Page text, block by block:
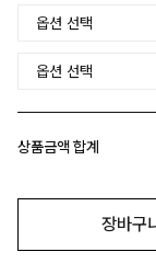
상품금액 합계
장바구